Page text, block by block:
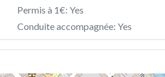
Permis à 1€: Yes
Conduite accompagnée: Yes